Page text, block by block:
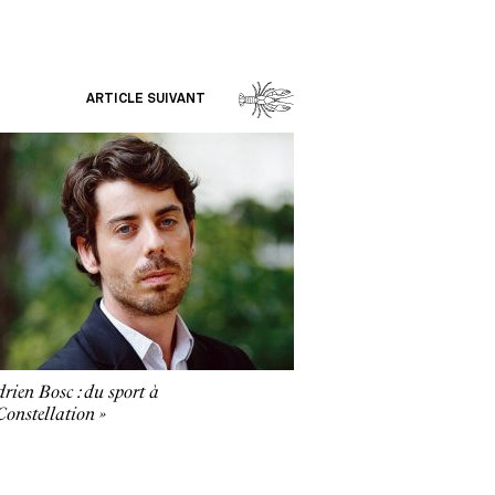
ARTICLE SUIVANT
Bosc : du sport à
»